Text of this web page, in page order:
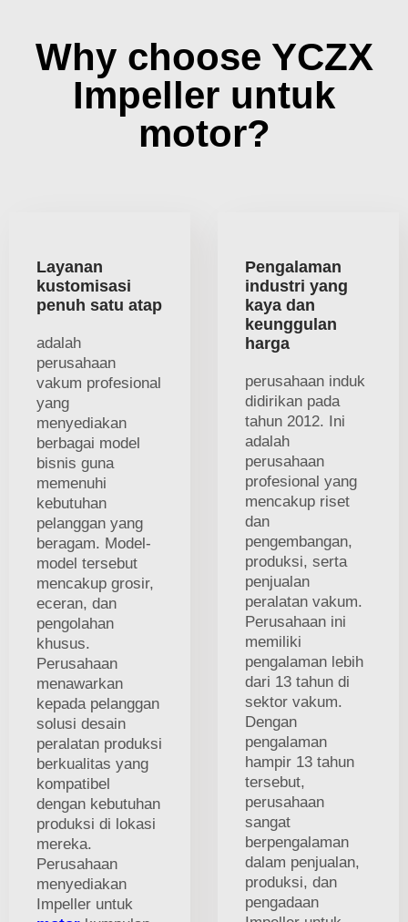
Why choose YCZX
Impeller untuk
motor?
Layanan
kustomisasi
penuh satu atap
adalah
perusahaan
vakum profesional
yang
menyediakan
berbagai model
bisnis guna
memenuhi
kebutuhan
pelanggan yang
beragam. Model-
model tersebut
mencakup grosir,
eceran, dan
pengolahan
khusus.
Perusahaan
menawarkan
kepada pelanggan
solusi desain
peralatan produksi
berkualitas yang
kompatibel
dengan kebutuhan
produksi di lokasi
mereka.
Perusahaan
menyediakan
Impeller untuk
Pengalaman
industri yang
kaya dan
keunggulan
harga
perusahaan induk
didirikan pada
tahun 2012. Ini
adalah
perusahaan
profesional yang
mencakup riset
dan
pengembangan,
produksi, serta
penjualan
peralatan vakum.
Perusahaan ini
memiliki
pengalaman lebih
dari 13 tahun di
sektor vakum.
Dengan
pengalaman
hampir 13 tahun
tersebut,
perusahaan
sangat
berpengalaman
dalam penjualan,
produksi, dan
pengadaan